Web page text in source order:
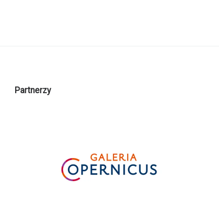
Partnerzy